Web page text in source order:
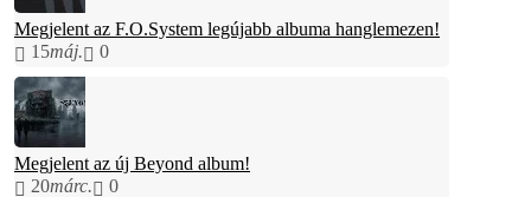
Megjelent az F.O.System legújabb albuma hanglemezen!
15máj. 0
Megjelent az új Beyond album!
20márc. 0